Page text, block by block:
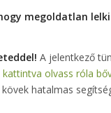
megoldatlan
A jelentkező
kattintva olvass róla
hatalmas